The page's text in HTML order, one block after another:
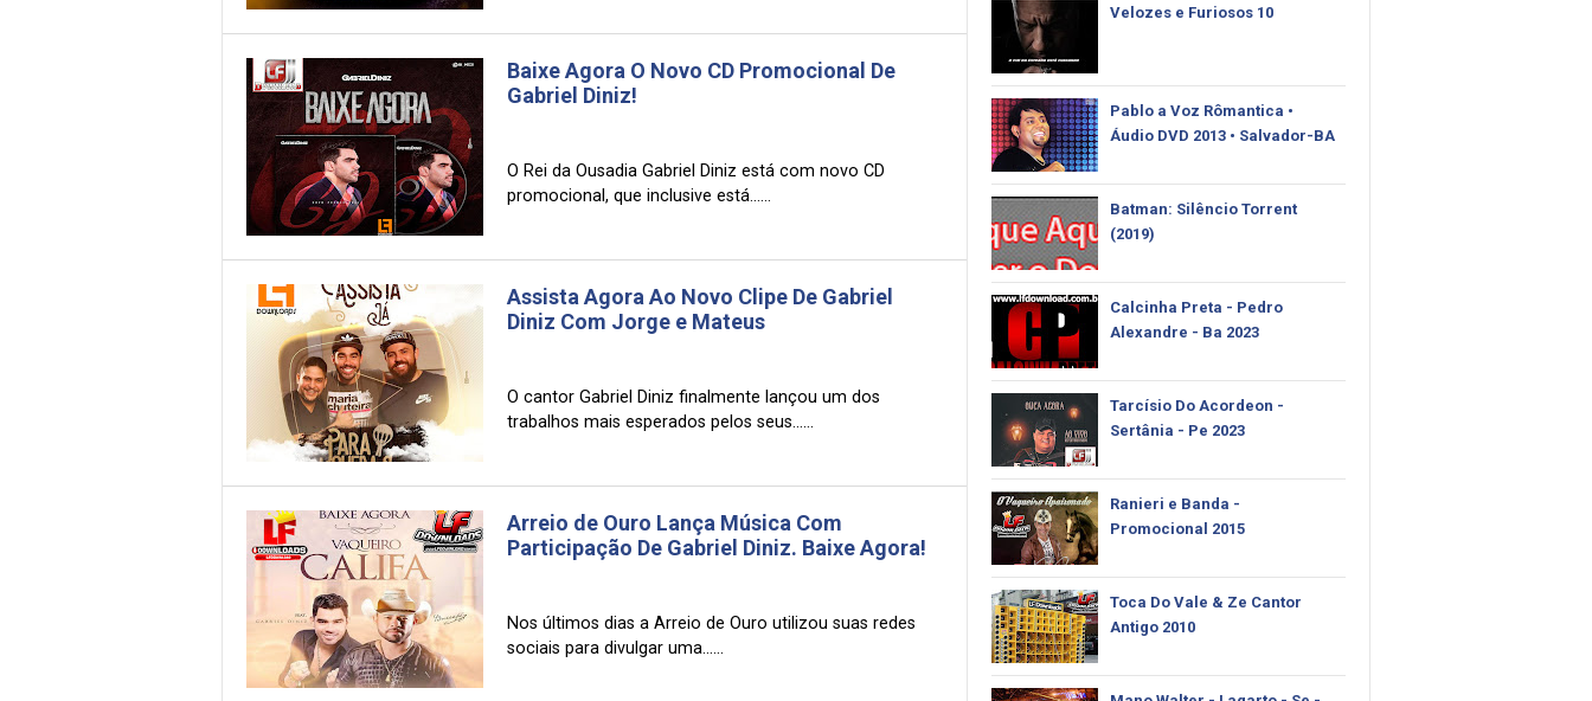
Baixe Agora O Novo CD Promocional De
Gabriel Diniz!
O Rei da Ousadia Gabriel Diniz está com novo CD
promocional, que inclusive está......
Assista Agora Ao Novo Clipe De Gabriel
Diniz Com Jorge e Mateus
O cantor Gabriel Diniz finalmente lançou um dos
trabalhos mais esperados pelos seus......
Arreio de Ouro Lança Música Com
Participação De Gabriel Diniz. Baixe Agora!
Nos últimos dias a Arreio de Ouro utilizou suas redes
sociais para divulgar uma......
Velozes e Furiosos 10
Pablo‬ a Voz Rômantica •
Áudio DVD 2013 • Salvador-BA
Batman: Silêncio Torrent
(2019)
Calcinha Preta - Pedro
Alexandre - Ba 2023
Tarcísio Do Acordeon -
Sertânia - Pe 2023
Ranieri e Banda -
Promocional 2015
Toca Do Vale & Ze Cantor
Antigo 2010